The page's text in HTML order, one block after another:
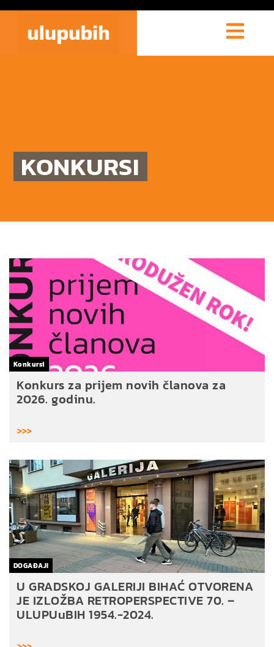
KONKURSI
Konkursi
Konkurs za prijem novih članova za
2026. godinu.
>>>
DOGAĐAJI
U GRADSKOJ GALERIJI BIHAĆ OTVORENA
JE IZLOŽBA RETROPERSPECTIVE 70. –
ULUPUuBIH 1954.-2024.